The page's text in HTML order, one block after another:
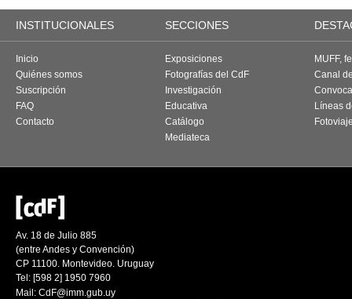
INSTITUCIONALES SECCIONES
Inicio
Quiénes somos
Suscripción
FAQ
Contacto
Exposiciones
Fotografías del CdF
Investigación
Educativa
Catálogo
Mediateca
MUFF,
Canal
Líneas
Av. 18 de Julio 885
(entre Andes y Convención)
CP 11100. Montevideo. Uruguay
Tel: [598 2] 1950 7960
Mail: CdF@imm.gub.uy